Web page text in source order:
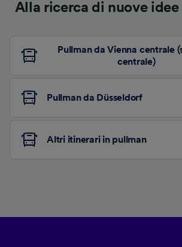
Alla ricerca di nuove
Pullman da Vienna centrale
centrale)
Pullman da Düsseldorf
Altri itinerari in pullman